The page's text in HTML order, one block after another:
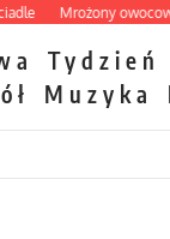
Mrożony owocowy
Tydzień
Muzyka